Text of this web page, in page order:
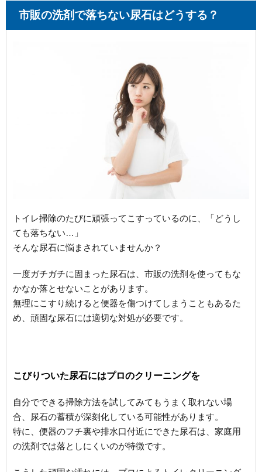
市販の洗剤で落ちない尿石はどうする？
トイレ掃除のたびに頑張ってこすっているのに、「どうし
ても落ちない…」
そんな尿石に悩まされていませんか？
一度ガチガチに固まった尿石は、市販の洗剤を使ってもな
かなか落とせないことがあります。
無理にこすり続けると便器を傷つけてしまうこともあるた
め、頑固な尿石には適切な対処が必要です。
こびりついた尿石にはプロのクリーニングを
自分でできる掃除方法を試してみてもうまく取れない場
合、尿石の蓄積が深刻化している可能性があります。
特に、便器のフチ裏や排水口付近にできた尿石は、家庭用
の洗剤では落としにくいのが特徴です。